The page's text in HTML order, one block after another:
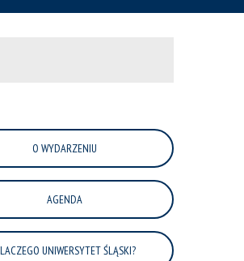
O WYDARZENIU
AGENDA
UNIWERSYTET ŚLĄSKI?